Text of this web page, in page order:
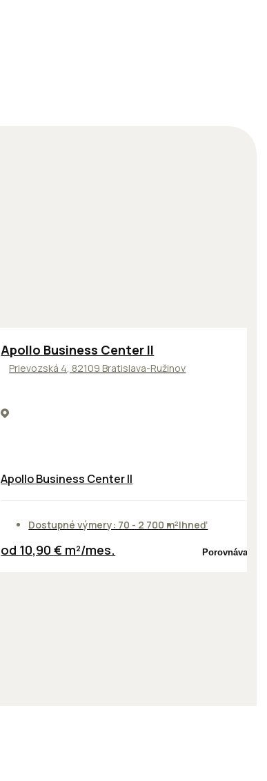
TOP NOVINKA ODPORÚČAME
Apollo Business Center II
Prievozská 4, 82109 Bratislava-Ružinov
Apollo Business Center II
Dostupné výmery: 70 - 2 700 m²Ihneď
od 10,90 € m²/mes. Porovnávač